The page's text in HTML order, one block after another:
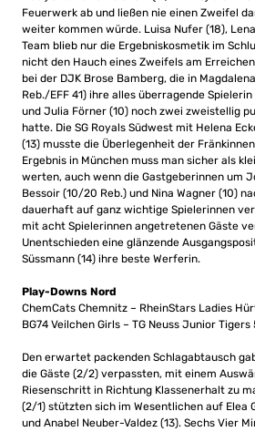
Feuerwerk ab und ließen nie einen Zweifel
weiter kommen würde. Luisa Nufer (18),
Team blieb nur die Ergebniskosmetik im
nicht den Hauch eines Zweifels am
bei der DJK Brose Bamberg, die in
Reb./EFF 41) ihre alles überragende
und Julia Förner (10) noch zwei zweistellig
hatte. Die SG Royals Südwest mit Helena
(13) musste die Überlegenheit der
Ergebnis in München muss man sicher als
werten, auch wenn die Gastgeberinnen um
Bessoir (10/20 Reb.) und Nina Wagner (10)
dauerhaft auf ganz wichtige Spielerinnen
mit acht Spielerinnen angetretenen Gäste
Unentschieden eine glänzende
Süssmann (14) ihre beste Werferin.
Play-Downs Nord
ChemCats Chemnitz – RheinStars Ladies
BG74 Veilchen Girls – TG Neuss Junior Tigers
Den erwartet packenden Schlagabtausch
die Gäste (2/2) verpassten, mit einem
Riesenschritt in Richtung Klassenerhalt zu
(2/1) stützten sich im Wesentlichen auf Elea
und Anabel Neuber-Valdez (13). Sechs Vier